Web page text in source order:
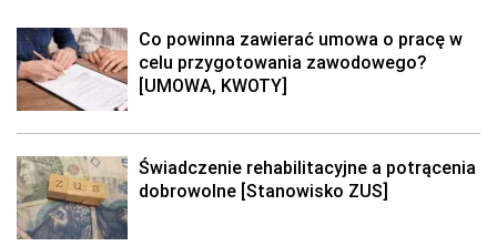
Co powinna zawierać umowa o pracę w
celu przygotowania zawodowego?
[UMOWA, KWOTY]
Świadczenie rehabilitacyjne a potrącenia
dobrowolne [Stanowisko ZUS]